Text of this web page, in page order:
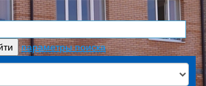
параметры поиска